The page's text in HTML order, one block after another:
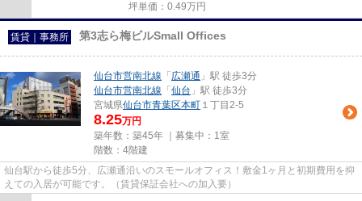
坪単価： 0.49万円
賃貸｜事務所 第3志ら梅ビルSmall Offices
仙台市営南北線 「 広瀬通 」駅 徒歩3分
仙台市営南北線 「 仙台 」駅 徒歩3分
宮城県仙台市青葉区本町 １丁目2-5
8.25万円
築年数：築45年 ｜募集中： 1室
階数：4階建
仙台駅から徒歩5分、広瀬通沿いのスモールオフィス！敷金1ヶ月と初期費用を抑
えての入居が可能です。（賃貸保証会社への加入要）